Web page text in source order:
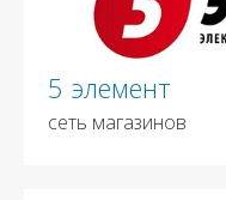
5 элемент
сеть магазинов